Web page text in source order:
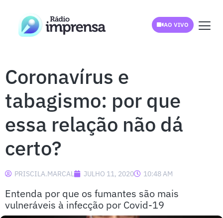
AO VIVO
Coronavírus e
tabagismo: por que
essa relação não dá
certo?
PRISCILA.MARCAL JULHO 11, 2020 10:48 AM
Entenda por que os fumantes são mais
vulneráveis à infecção por Covid-19